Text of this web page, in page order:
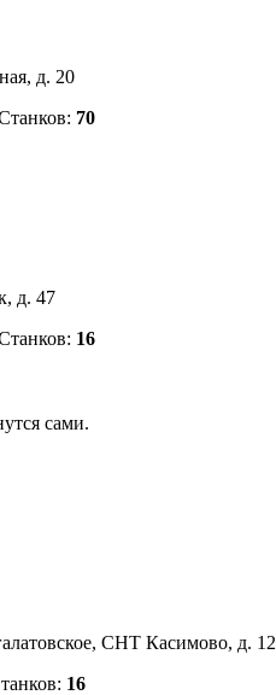
д. 20
70
д. 47
16
сами.
СНТ Касимово, д. 12
16